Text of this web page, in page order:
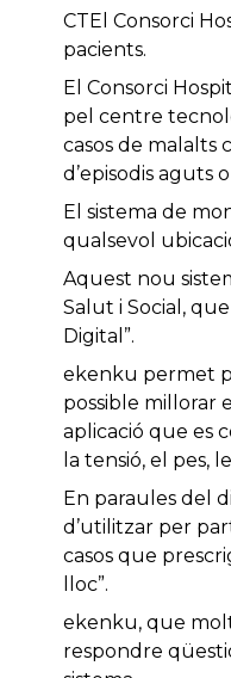
CTEl Consorci
pacients.
El Consorci
pel centre
casos de malalts
d’episodis aguts
El sistema de
qualsevol
Aquest nou
Salut i Social,
Digital”.
ekenku permet
possible millorar
aplicació que es
la tensió, el pes,
En paraules del
d’utilitzar per
casos que
lloc”.
ekenku, que
respondre